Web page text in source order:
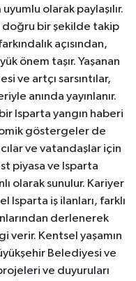
olarak paylaşılır.
doğru bir şekilde takip
açısından,
önem taşır. Yaşanan
ve artçı sarsıntılar,
anında yayınlanır.
Isparta yangın haberi
göstergeler de
ve vatandaşlar için
piyasa ve Isparta
olarak sunulur. Kariyer
Isparta iş ilanları, farklı
derlenerek
verir. Kentsel yaşamın
Belediyesi ve
ve duyuruları